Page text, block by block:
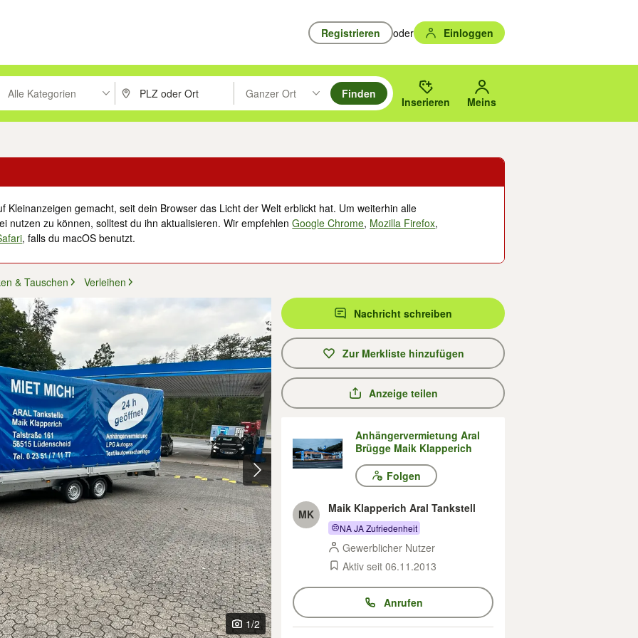
Registrieren oder Einloggen
um zu suchen, oder Vorschläge mit den Pfeiltasten nach oben/unten durchsuchen und mit Eingabetaste auswählen.
Alle Kategorien PLZ oder Ort eingeben. Eingabetaste drücken um zu suchen, oder Vorschläge mit den Pfeiltasten nach oben/
Ganzer Ort
Suche im Umkreis des gewählten Orts oder PLZ.
Finden
Inserieren Meins
Kleinanzeigen gemacht, seit dein Browser das Licht der Welt erblickt hat. Um weiterhin alle
nutzen zu können, solltest du ihn aktualisieren. Wir empfehlenGoogle Chrome, Mozilla Firefox,
, falls du macOS benutzt.
& Tauschen Verleihen
1/2
Nachricht schreiben
Zur Merkliste hinzufügen
Anzeige teilen
Anhängervermietung Aral
Brügge Maik Klapperich
Folgen
MK Maik Klapperich Aral Tankstell
NA JA Zufriedenheit
Gewerblicher Nutzer
Aktiv seit 06.11.2013
Anrufen